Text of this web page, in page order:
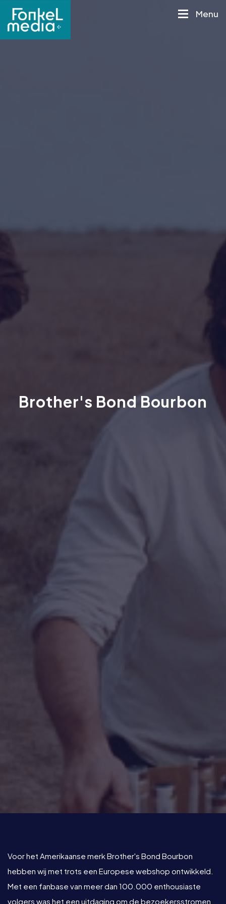
Menu
Brother's Bond Bourbon
Voor het Amerikaanse merk Brother's Bond Bourbon
hebben wij met trots een Europese webshop ontwikkeld.
Met een fanbase van meer dan 100.000 enthousiaste
volgers was het een uitdaging om de bezoekersstromen